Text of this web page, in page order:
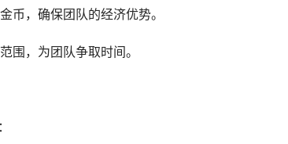
币，确保团队的经济优势。
围，为团队争取时间。